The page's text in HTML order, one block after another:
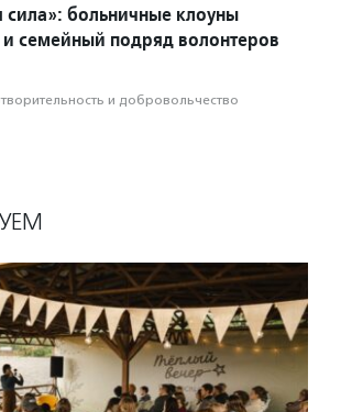
сила»: больничные клоуны
семейный подряд волонтеров
и доброволь­чест­во